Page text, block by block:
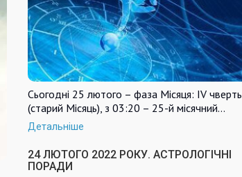
Сьогодні 25 лютого – фаза Місяця: IV чверть
(старий Місяць), з 03:20 – 25-й місячний…
Детальніше
24 ЛЮТОГО 2022 РОКУ. АСТРОЛОГІЧНІ
ПОРАДИ